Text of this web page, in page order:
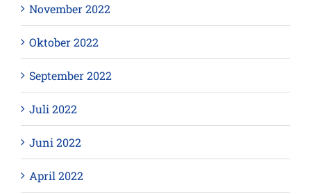
November 2022
Oktober 2022
September 2022
Juli 2022
Juni 2022
April 2022